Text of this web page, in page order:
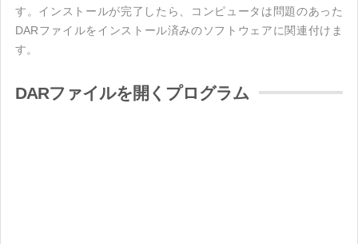
す。インストールが完了したら、コンピュータは問題のあった
DARファイルをインストール済みのソフトウェアに関連付けま
す。
DARファイルを開くプログラム